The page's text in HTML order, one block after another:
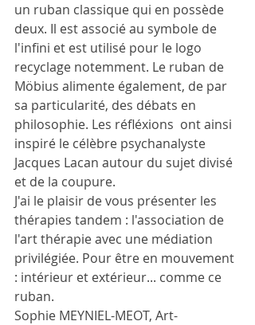
un ruban classique qui en possède
deux. Il est associé au symbole de
l'infini et est utilisé pour le logo
recyclage notemment. Le ruban de
Möbius alimente également, de par
sa particularité, des débats en
philosophie. Les réfléxions  ont ainsi
inspiré le célèbre psychanalyste
Jacques Lacan autour du sujet divisé
et de la coupure.
J'ai le plaisir de vous présenter les
thérapies tandem : l'association de
l'art thérapie avec une médiation
privilégiée. Pour être en mouvement
: intérieur et extérieur... comme ce
ruban.
Sophie MEYNIEL-MEOT, Art-